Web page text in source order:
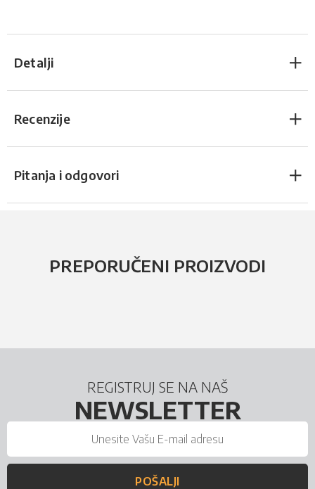
Detalji
Recenzije
Pitanja i odgovori
PREPORUČENI PROIZVODI
REGISTRUJ SE NA NAŠ
NEWSLETTER
POŠALJI